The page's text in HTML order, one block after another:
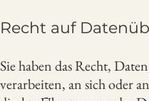
Recht auf
Sie haben das Recht,
verarbeiten, an sich oder